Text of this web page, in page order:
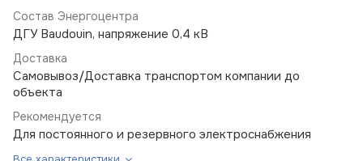
Состав Энергоцентра
ДГУ Baudouin, напряжение 0,4 кВ
Доставка
Самовывоз/Доставка транспортом компании до
объекта
Рекомендуется
Для постоянного и резервного электроснабжения